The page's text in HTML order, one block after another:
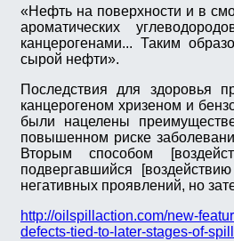
«Нефть на поверхности и в
ароматических
канцерогенами... Таким
сырой нефти».
Последствия для здоровья
канцерогеном хризеном и
были нацелены
повышенном риске
Вторым способом
подвергавшийся
негативных проявлений, но
http://oilspillaction.com/new-
defects-tied-to-later-stages-of-